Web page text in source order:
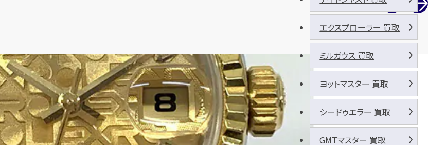
エクスプローラー 買取
ミルガウス 買取
ヨットマスター 買取
シードゥエラー 買取
GMTマスター 買取